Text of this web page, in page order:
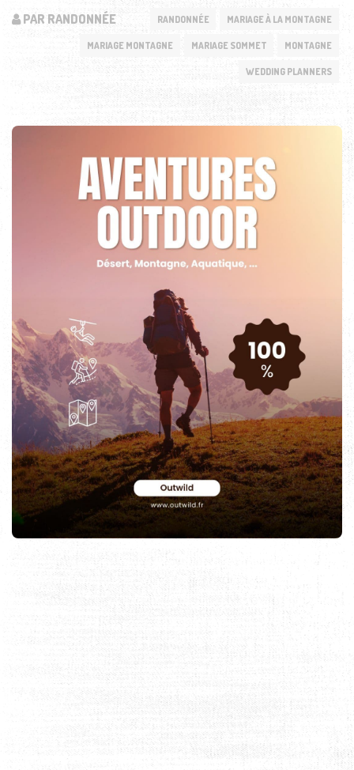
PAR RANDONNÉE RANDONNÉE MARIAGE À LA MONTAGNE
MARIAGE MONTAGNE MARIAGE SOMMET MONTAGNE
WEDDING PLANNERS